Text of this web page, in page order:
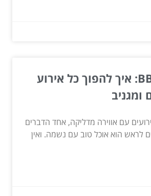
קייטרינג BBQ: איך להפוך כל אירוע
ומגניב
עם אווירה מדליקה, אחד הדברים
לראש הוא אוכל טוב עם נשמה. ואין